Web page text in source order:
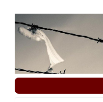
Barra
lateral
del
artículo